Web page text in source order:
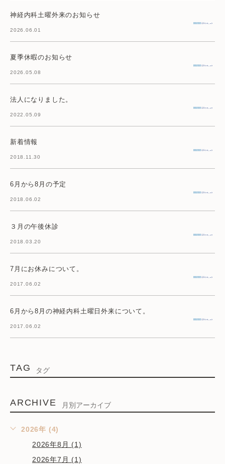
神経内科土曜外来のお知らせ
2026.06.01
夏季休暇のお知らせ
2026.05.08
法人になりました。
2022.05.09
新着情報
2018.11.30
6月から8月の予定
2018.06.02
３月の午後休診
2018.03.20
7月にお休みについて。
2017.06.02
6月から8月の神経内科土曜日外来について。
2017.06.02
TAG タグ
ARCHIVE 月別アーカイブ
2026年 (4)
2026年8月 (1)
2026年7月 (1)